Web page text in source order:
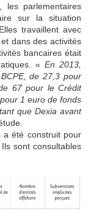
les parlementaires
sur la situation
travaillent avec
dans des activités
bancaires était
«En 2013,
de 27,3 pour
67 pour le Crédit
1 euro de fonds
que Dexia avant
a été construit pour
sont consultables